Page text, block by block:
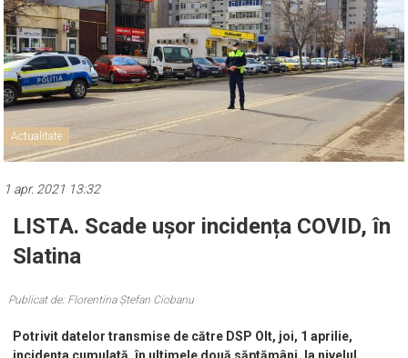
1 apr. 2021 13:32
LISTA. Scade ușor incidența COVID, în
Slatina
Publicat de: Florentina Ștefan Ciobanu